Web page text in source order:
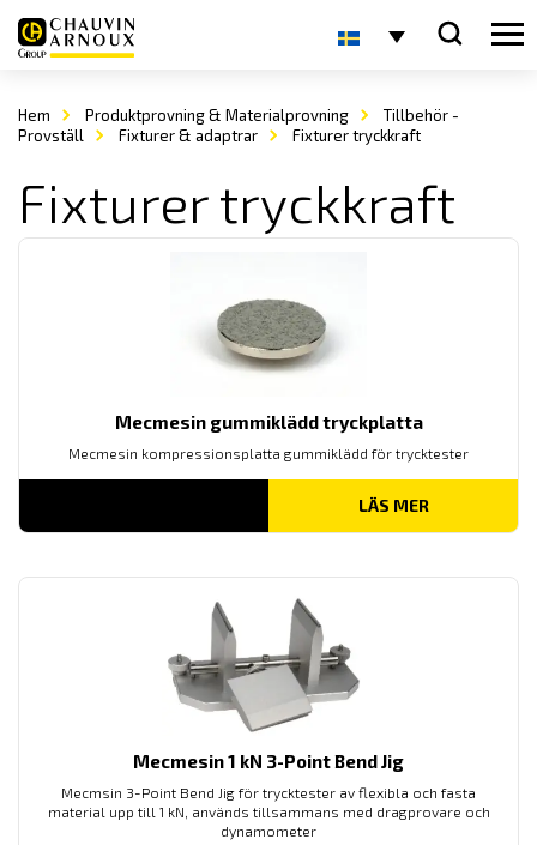
Hem Produktprovning & Materialprovning
Tillbehör -
Provställ
Fixturer & adaptrar Fixturer tryckkraft
Fixturer tryckkraft
Mecmesin gummiklädd tryckplatta
Mecmesin kompressionsplatta gummiklädd för trycktester
LÄS MER
Mecmesin 1 kN 3-Point Bend Jig
Mecmsin 3-Point Bend Jig för trycktester av flexibla och fasta
material upp till 1 kN, används tillsammans med dragprovare och
dynamometer